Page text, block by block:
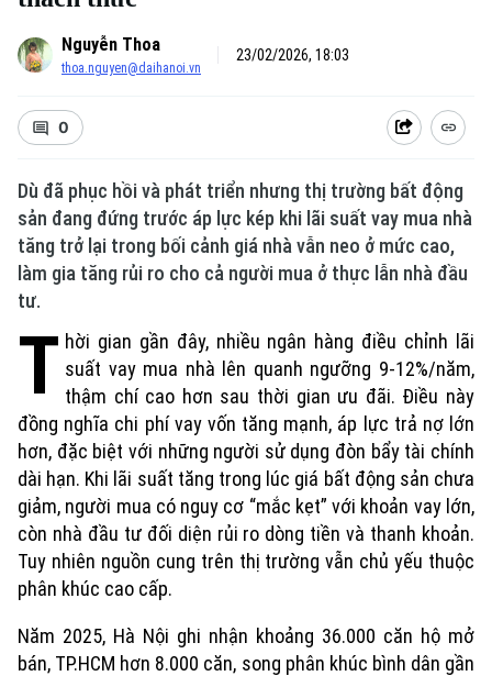
Nguyễn Thoa
thoa.nguyen@daihanoi.vn
23/02/2026, 18:03
0
Dù đã phục hồi và phát triển nhưng thị trường bất động
sản đang đứng trước áp lực kép khi lãi suất vay mua nhà
tăng trở lại trong bối cảnh giá nhà vẫn neo ở mức cao,
làm gia tăng rủi ro cho cả người mua ở thực lẫn nhà đầu
tư.
T hời gian gần đây, nhiều ngân hàng điều chỉnh lãi
suất vay mua nhà lên quanh ngưỡng 9-12%/năm,
thậm chí cao hơn sau thời gian ưu đãi. Điều này
đồng nghĩa chi phí vay vốn tăng mạnh, áp lực trả nợ lớn
hơn, đặc biệt với những người sử dụng đòn bẩy tài chính
dài hạn. Khi lãi suất tăng trong lúc giá bất động sản chưa
giảm, người mua có nguy cơ “mắc kẹt” với khoản vay lớn,
còn nhà đầu tư đối diện rủi ro dòng tiền và thanh khoản.
Tuy nhiên nguồn cung trên thị trường vẫn chủ yếu thuộc
phân khúc cao cấp.
Năm 2025, Hà Nội ghi nhận khoảng 36.000 căn hộ mở
bán, TP.HCM hơn 8.000 căn, song phân khúc bình dân gần